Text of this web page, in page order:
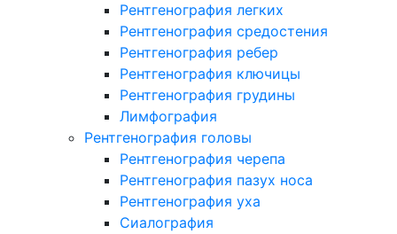
Рентгенография легких
Рентгенография средостения
Рентгенография ребер
Рентгенография ключицы
Рентгенография грудины
Лимфография
Рентгенография головы
Рентгенография черепа
Рентгенография пазух носа
Рентгенография уха
Сиалография